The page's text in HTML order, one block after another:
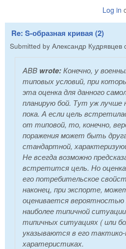
Log in
Re: S-образная кривая (2)
Submitted by Александр Кудрявцев
ABB wrote:Конечно, у
типовых условий, при
эта оценка для данного
планирую бой. Тут уж лучше
пока. А если цель
от типовой, то, конечно,
поражения может быть
стандартной,
Не всегда возможно
встретится цель. Но
его потребительское
наконец, при экспорте,
оценивается вероятностью
наиболее типичной
типичных ситуациях ( или
указываются в его
харатеристиках.